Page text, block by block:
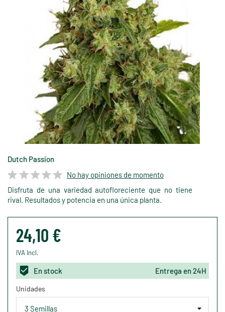
Dutch Passion
No hay opiniones de momento
Disfruta de una variedad autofloreciente que no tiene
rival. Resultados y potencia en una única planta.
24,10 €
IVA Incl.
En stock Entrega en 24H
Unidades